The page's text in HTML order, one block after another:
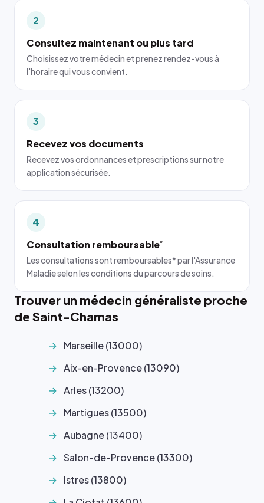
2
Consultez maintenant ou plus tard
Choisissez votre médecin et prenez rendez-vous à
l'horaire qui vous convient.
3
Recevez vos documents
Recevez vos ordonnances et prescriptions sur notre
application sécurisée.
4
Consultation remboursable*
Les consultations sont remboursables* par l'Assurance
Maladie selon les conditions du parcours de soins.
Trouver un médecin généraliste proche
de Saint-Chamas
Marseille (13000)
Aix-en-Provence (13090)
Arles (13200)
Martigues (13500)
Aubagne (13400)
Salon-de-Provence (13300)
Istres (13800)